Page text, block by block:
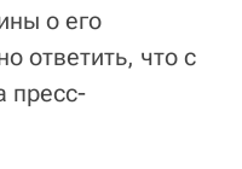
о его
ответить, что с
пресс-